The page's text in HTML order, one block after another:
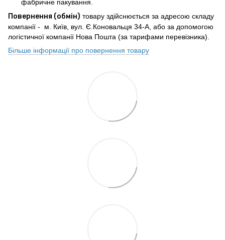
фабричне пакування.
Повернення (обмін) товару здійснюється за адресою складу
компанії - м. Київ, вул. Є.Коновальця 34-А, або за допомогою
логістичної компанії Нова Пошта (за тарифами перевізника).
Більше інформації про повернення товару